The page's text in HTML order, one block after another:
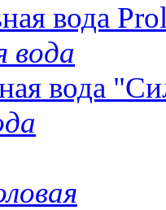
вода
вода
вода